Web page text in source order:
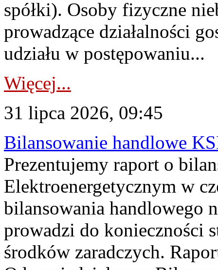
spółki). Osoby fizyczne
prowadzące działalności
udziału w postępowaniu...
Więcej...
31 lipca 2026, 09:45
Bilansowanie handlowe
Prezentujemy raport o
Elektroenergetycznym w
bilansowania handlowego
prowadzi do konieczności
środków zaradczych.